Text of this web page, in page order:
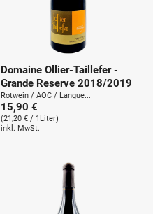
Domaine Ollier-Taillefer -
Grande Reserve 2018/2019
Rotwein / AOC / Langue...
15,90 €
(21,20 € / 1Liter)
inkl. MwSt.